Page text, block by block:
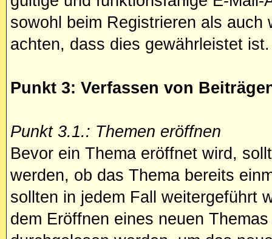
sowohl beim Registrieren als
achten, dass dies gewährleistet ist.
Punkt 3: Verfassen von
Punkt 3.1.: Themen eröffnen
Bevor ein Thema eröffnet wird,
werden, ob das Thema bereits
sollten in jedem Fall weitergeführt
dem Eröffnen eines neuen